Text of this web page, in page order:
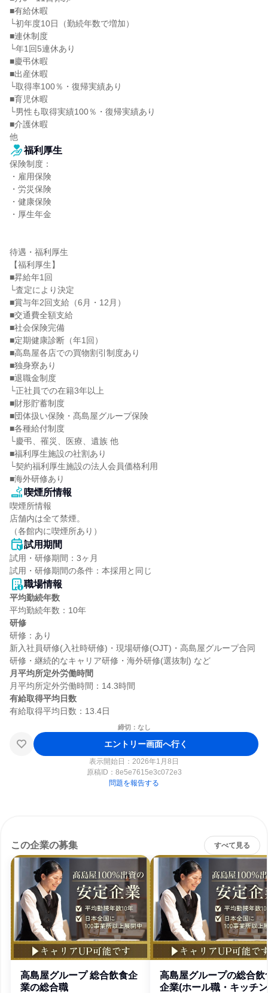
■有給休暇
└初年度10日（勤続年数で増加）
■連休制度
└年1回5連休あり
■慶弔休暇
■出産休暇
└取得率100％・復帰実績あり
■育児休暇
└男性も取得実績100％・復帰実績あり
■介護休暇
他
福利厚生
保険制度：
・雇用保険
・労災保険
・健康保険
・厚生年金
待遇・福利厚生
【福利厚生】
■昇給年1回
└査定により決定
■賞与年2回支給（6月・12月）
■交通費全額支給
■社会保険完備
■定期健康診断（年1回）
■高島屋各店での買物割引制度あり
■独身寮あり
■退職金制度
└正社員での在籍3年以上
■財形貯蓄制度
■団体扱い保険・髙島屋グループ保険
■各種給付制度
└慶弔、罹災、医療、遺族 他
■福利厚生施設の社割あり
└契約福利厚生施設の法人会員価格利用
■海外研修あり
喫煙所情報
喫煙所情報
店舗内は全て禁煙。
（各館内に喫煙所あり）
試用期間
試用・研修期間：3ヶ月
職場情報
平均勤続年数
研修
研修：あり
新入社員研修(入社時研修)・現場研修(OJT)・高島屋グループ合同
月平均所定外労働時間
有給取得平均日数
締切：なし
エントリー画面へ行く
表示開始日：2026年1月8日
原稿ID： 8e5e7615e3c072e3
問題を報告する
この企業の募集 すべて見る
高島屋グループ 総合飲食企
業の総合職
高島屋グループの総合飲
企業(ホール職・キッチン